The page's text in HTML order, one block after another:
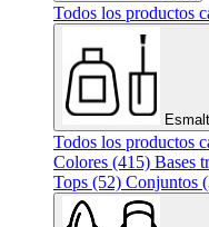
Todos los productos
Todos los productos
Colores (415) Bases
Tops (52) Conjuntos